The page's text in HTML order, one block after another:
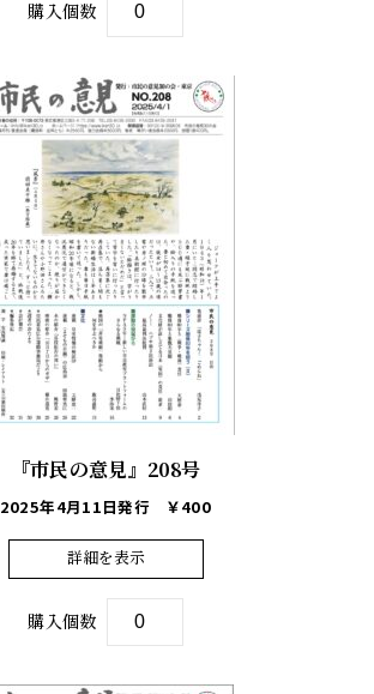
購入個数
『市民の意見』208号
2025年4月11日発行 ￥400
詳細を表示
購入個数